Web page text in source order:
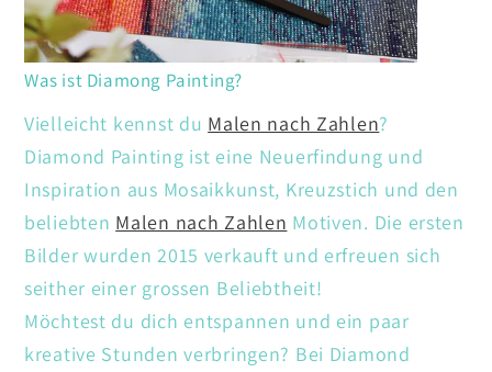
Was ist Diamong Painting?
Vielleicht kennst du Malen nach Zahlen?
Diamond Painting ist eine Neuerfindung und
Inspiration aus Mosaikkunst, Kreuzstich und den
beliebten Malen nach Zahlen Motiven. Die ersten
Bilder wurden 2015 verkauft und erfreuen sich
seither einer grossen Beliebtheit!
Möchtest du dich entspannen und ein paar
kreative Stunden verbringen? Bei Diamond